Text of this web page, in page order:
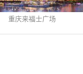
重庆来福士广场